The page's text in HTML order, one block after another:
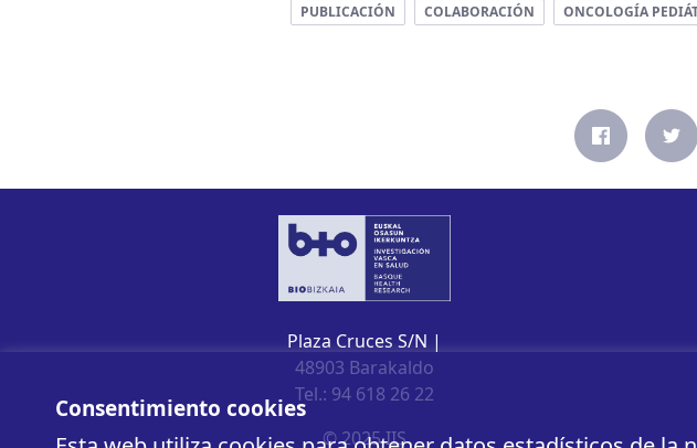
PUBLICACIÓN COLABORACIÓN ONCOLOGÍA
Plaza Cruces S/N |
48903 Barakaldo
Tel.: 94 618 26 22
© 2025 IIS
Consentimiento cookies